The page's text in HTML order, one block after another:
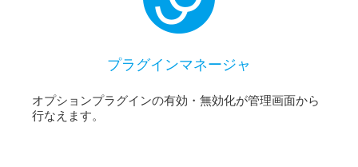
プラグインマネージャ
オプションプラグインの有効・無効化が管理画面から
行なえます。